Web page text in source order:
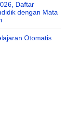
Daftar
dengan Mata
Otomatis